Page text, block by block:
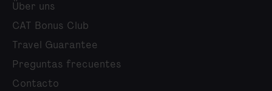
Über uns
CAT Bonus Club
Travel Guarantee
Preguntas frecuentes
Contacto